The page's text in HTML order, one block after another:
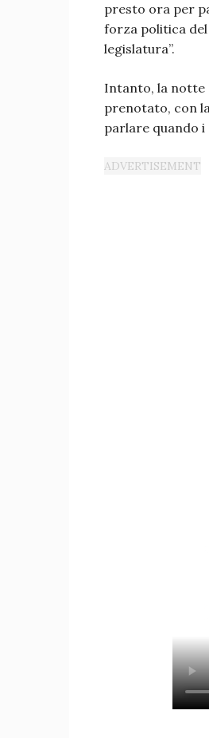
presto ora per
forza politica
legislatura”.
Intanto, la notte
prenotato, con
parlare quando